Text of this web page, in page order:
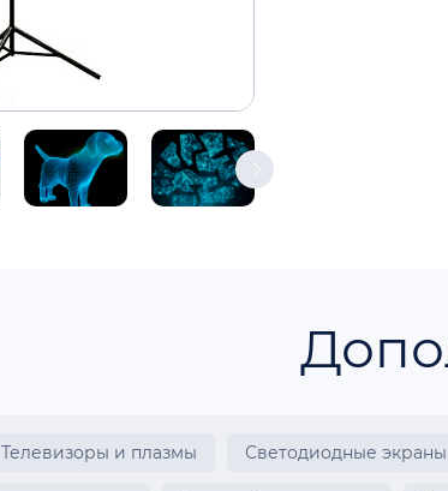
Телевизоры и плазмы Светодиодные экраны